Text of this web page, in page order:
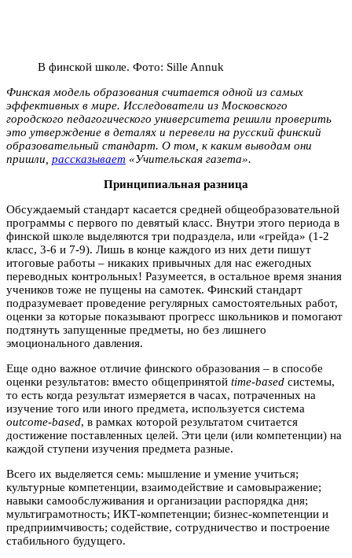
В финской школе. Фото: Sille Annuk
Финская модель образования считается одной из самых
эффективных в мире. Исследователи из Московского
городского педагогического университета решили проверить
это утверждение в деталях и перевели на русский финский
образовательный стандарт. О том, к каким выводам они
пришли, рассказывает «Учительская газета».
Принципиальная разница
Обсуждаемый стандарт касается средней общеобразовательной
программы с первого по девятый класс. Внутри этого периода в
финской школе выделяются три подраздела, или «грейда» (1-2
класс, 3-6 и 7-9). Лишь в конце каждого из них дети пишут
итоговые работы – никаких привычных для нас ежегодных
переводных контрольных! Разумеется, в остальное время знания
учеников тоже не пущены на самотек. Финский стандарт
подразумевает проведение регулярных самостоятельных работ,
оценки за которые показывают прогресс школьников и помогают
подтянуть запущенные предметы, но без лишнего
эмоционального давления.
Еще одно важное отличие финского образования – в способе
оценки результатов: вместо общепринятой time-based системы,
то есть когда результат измеряется в часах, потраченных на
изучение того или иного предмета, используется система
outcome-based, в рамках которой результатом считается
достижение поставленных целей. Эти цели (или компетенции) на
каждой ступени изучения предмета разные.
Всего их выделяется семь: мышление и умение учиться;
культурные компетенции, взаимодействие и самовыражение;
навыки самообслуживания и организации распорядка дня;
мультиграмотность; ИКТ-компетенции; бизнес-компетенции и
предприимчивость; содействие, сотрудничество и построение
стабильного будущего.